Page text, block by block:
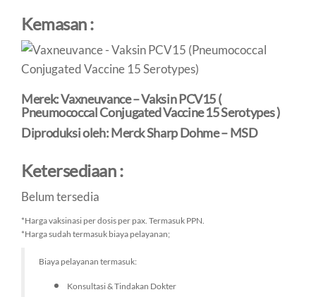
Kemasan :
Merek: Vaxneuvance – Vaksin PCV15 (
Pneumococcal Conjugated Vaccine 15 Serotypes )
Diproduksi oleh: Merck Sharp Dohme – MSD
Ketersediaan :
Belum tersedia
*Harga vaksinasi per dosis per pax. Termasuk PPN.
*Harga sudah termasuk biaya pelayanan;
Biaya pelayanan termasuk:
Konsultasi & Tindakan Dokter